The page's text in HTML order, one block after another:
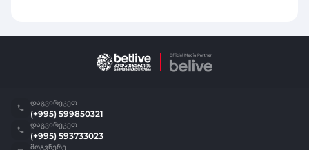
დაგვირეკეთ
(+995) 599850321
დაგვირეკეთ
(+995) 593733023
მოგვწერე